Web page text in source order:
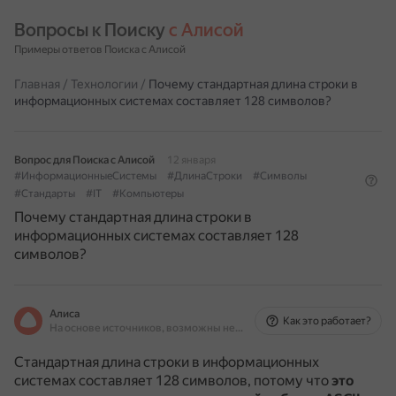
Вопросы к Поиску с Алисой
Примеры ответов Поиска с Алисой
Главная / Технологии / Почему стандартная длина строки в
информационных системах составляет 128 символов?
Вопрос для Поиска с Алисой
12 января
#ИнформационныеСистемы
#ДлинаСтроки
#Символы
#Стандарты
#IT #Компьютеры
Почему стандартная длина строки в
информационных системах составляет 128
символов?
Алиса
На основе источников, возможны неточности
Как это работает?
Стандартная длина строки в информационных
системах составляет 128 символов, потому что это